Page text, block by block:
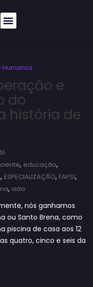
Humanos
e
do
história de
, educação,
, ESPECIALIZAÇÃO, FAPSI,
, vida
nós ganhamos
ou Santo Brena, como
piscina de casa aos 12
quatro, cinco e seis da